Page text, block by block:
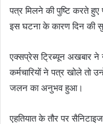
पत्र मिलने की पुष्टि करते
इस घटना के कारण दिन की
एक्सप्रेस ट्रिब्यून अखबार ने
कर्मचारियों ने पत्र खोले तो
जलन का अनुभव हुआ।
एहतियात के तौर पर